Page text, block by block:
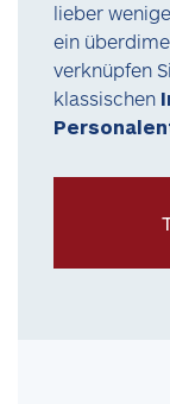
lieber
ein
verknüpfen
klassischen